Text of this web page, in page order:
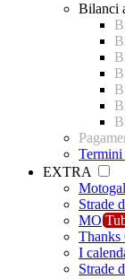
Bilanci
EXTRA
Strade
MO
Thanks
I
Strade